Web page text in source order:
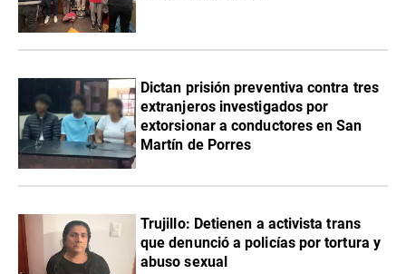
Dictan prisión preventiva contra tres
extranjeros investigados por
extorsionar a conductores en San
Martín de Porres
Trujillo: Detienen a activista trans
que denunció a policías por tortura y
abuso sexual